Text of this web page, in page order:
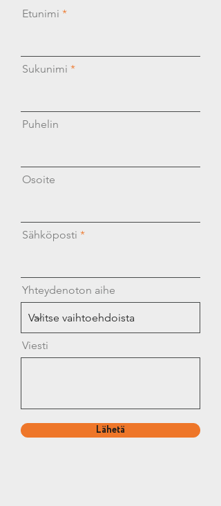
Etunimi
Sukunimi
Puhelin
Osoite
Sähköposti
Yhteydenoton aihe
Viesti
Lähetä